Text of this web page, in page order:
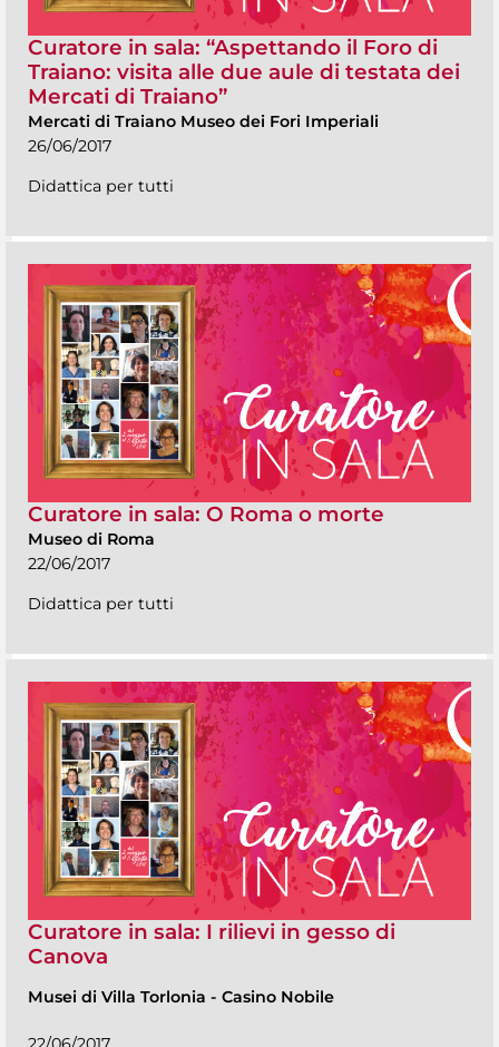
Curatore in sala: “Aspettando il Foro di
Traiano: visita alle due aule di testata dei
Mercati di Traiano”
Mercati di Traiano Museo dei Fori Imperiali
26/06/2017
Didattica per tutti
Curatore in sala: O Roma o morte
Museo di Roma
22/06/2017
Didattica per tutti
Curatore in sala: I rilievi in gesso di
Canova
Musei di Villa Torlonia - Casino Nobile